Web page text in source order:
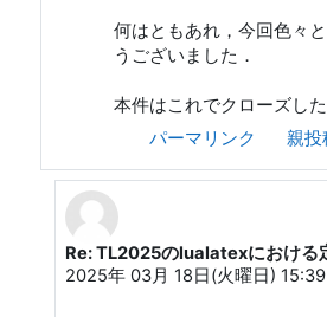
何はともあれ，今回色々
うございました．
本件はこれでクローズし
パーマリンク
親投
m c への返信
Re: TL2025のlualatexにおける
2025年 03月 18日(火曜日) 15:39